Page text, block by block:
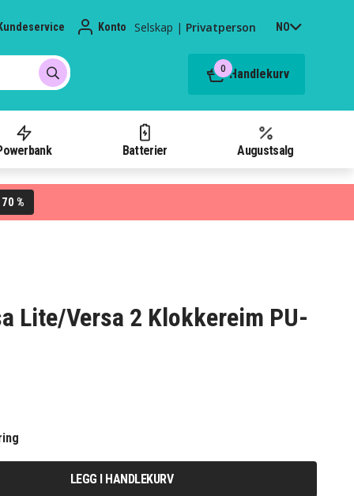
Kundeservice Konto Selskap | Privatperson NO
0 Handlekurv
Batterier Augustsalg
70 %
Lite/Versa 2 Klokkereim PU-
LEGG I HANDLEKURV